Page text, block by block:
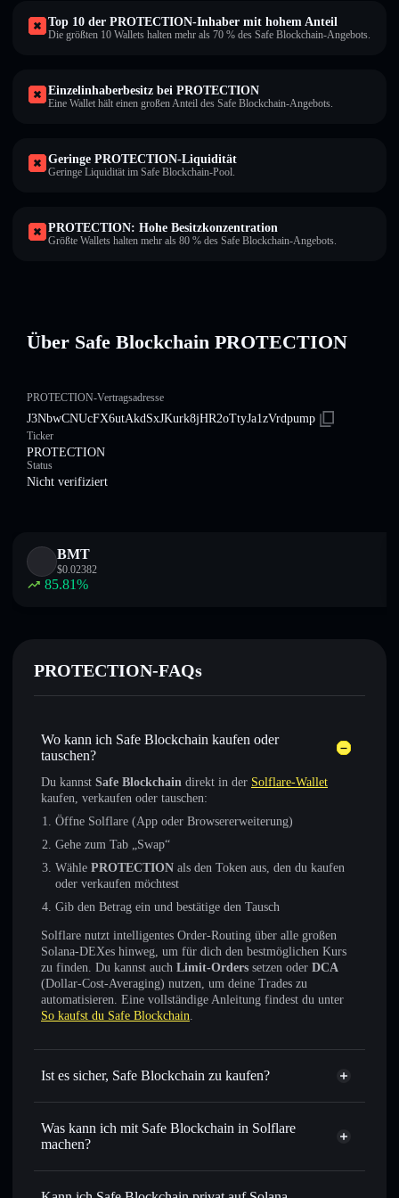
Top 10 der PROTECTION-Inhaber mit hohem Anteil
Die größten 10 Wallets halten mehr als 70 % des Safe Blockchain-Angebots.
Einzelinhaberbesitz bei PROTECTION
Eine Wallet hält einen großen Anteil des Safe Blockchain-Angebots.
Geringe PROTECTION-Liquidität
Geringe Liquidität im Safe Blockchain-Pool.
PROTECTION: Hohe Besitzkonzentration
Größte Wallets halten mehr als 80 % des Safe Blockchain-Angebots.
Über Safe Blockchain PROTECTION
PROTECTION-Vertragsadresse
J3NbwCNUcFX6utAkdSxJKurk8jHR2oTtyJa1zVrdpump
Ticker
PROTECTION
Status
Nicht verifiziert
BMT
$0.02382
85.81%
PROTECTION-FAQs
Wo kann ich Safe Blockchain kaufen oder
tauschen?
Du kannst Safe Blockchain direkt in der Solflare-Wallet
kaufen, verkaufen oder tauschen:
Öffne Solflare (App oder Browsererweiterung)
Gehe zum Tab „Swap“
Wähle PROTECTION als den Token aus, den du kaufen
oder verkaufen möchtest
Gib den Betrag ein und bestätige den Tausch
Solflare nutzt intelligentes Order-Routing über alle großen
Solana-DEXes hinweg, um für dich den bestmöglichen Kurs
zu finden. Du kannst auch Limit-Orders setzen oder DCA
(Dollar-Cost-Averaging) nutzen, um deine Trades zu
automatisieren. Eine vollständige Anleitung findest du unter
So kaufst du Safe Blockchain.
Ist es sicher, Safe Blockchain zu kaufen?
Safe Blockchain
nicht
Was kann ich mit Safe Blockchain in Solflare
machen?
Safe Blockchain
Solflare-Wallet
Sofort tauschen– handle PROTECTION gegen SOL,